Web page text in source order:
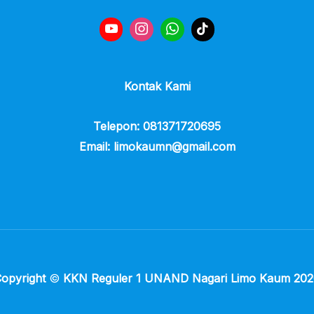
Kontak Kami
Telepon: 081371720695
Email: limokaumn@gmail.com
© KKN Reguler 1 UNAND Nagari Limo Kaum